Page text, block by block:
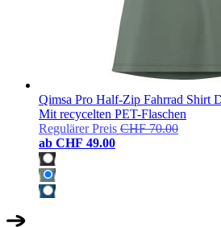
Qimsa Pro Half-Zip Fahrrad Shirt
Mit recycelten PET-Flaschen
Regulärer Preis CHF 70.00
ab CHF 49.00